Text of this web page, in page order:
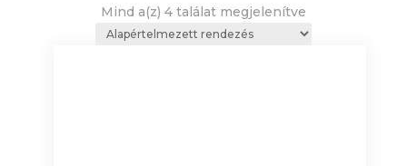
Mind a(z) 4 találat megjelenítve